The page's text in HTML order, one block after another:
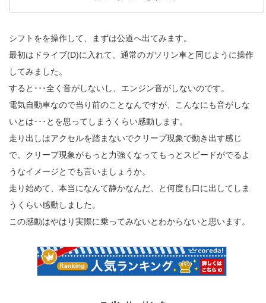
シフトをを操作して、まずは公道へ出てみます。
最初はドライブ(D)に入れて、通常のガソリン車と同じように操作
してみました。
すると･･･全く音がしないし、エンジン音がしないのです。
電気自動車なので当り前のことなんですが、こんなにも音がしな
いとは･･･とを思ってしまうくらい感動します。
走り出しはアクセルを踏まないでクリープ現象で動き出す感じ
で、クリープ現象がもっと力強くなってもっとスピードがでるよ
うなイメージとでも言いましょうか。
走り始めて、本当になんて静かなんだ、と何度も口に出してしま
うくらい感動しました。
この感動はやはり実際に乗ってみないとわからないと思います。